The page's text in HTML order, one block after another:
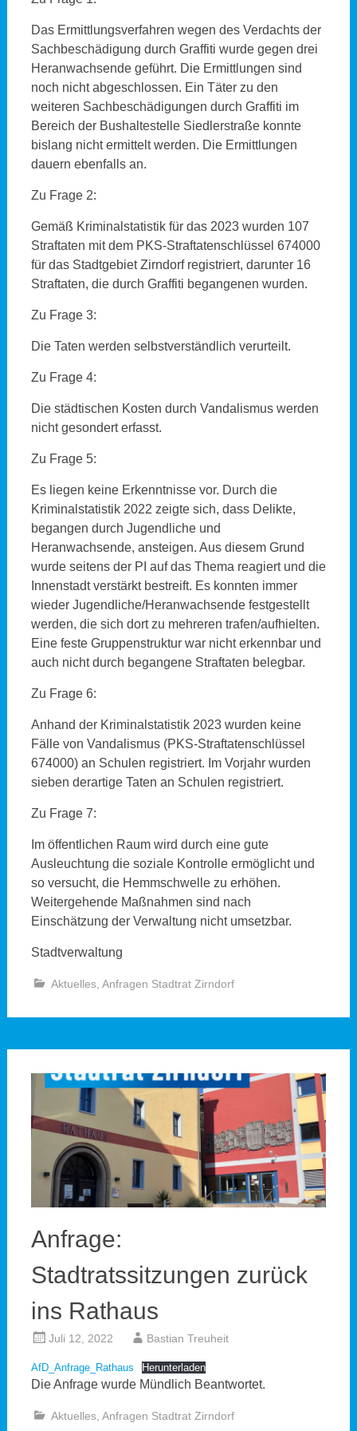
Das Ermittlungsverfahren wegen des Verdachts der
Sachbeschädigung durch Graffiti wurde gegen drei
Heranwachsende geführt. Die Ermittlungen sind
noch nicht abgeschlossen. Ein Täter zu den
weiteren Sachbeschädigungen durch Graffiti im
Bereich der Bushaltestelle Siedlerstraße konnte
bislang nicht ermittelt werden. Die Ermittlungen
dauern ebenfalls an.
Zu Frage 2:
Gemäß Kriminalstatistik für das 2023 wurden 107
Straftaten mit dem PKS-Straftatenschlüssel 674000
für das Stadtgebiet Zirndorf registriert, darunter 16
Straftaten, die durch Graffiti begangenen wurden.
Zu Frage 3:
Die Taten werden selbstverständlich verurteilt.
Zu Frage 4:
Die städtischen Kosten durch Vandalismus werden
nicht gesondert erfasst.
Zu Frage 5:
Es liegen keine Erkenntnisse vor. Durch die
Kriminalstatistik 2022 zeigte sich, dass Delikte,
begangen durch Jugendliche und
Heranwachsende, ansteigen. Aus diesem Grund
wurde seitens der PI auf das Thema reagiert und die
Innenstadt verstärkt bestreift. Es konnten immer
wieder Jugendliche/Heranwachsende festgestellt
werden, die sich dort zu mehreren trafen/aufhielten.
Eine feste Gruppenstruktur war nicht erkennbar und
auch nicht durch begangene Straftaten belegbar.
Zu Frage 6:
Anhand der Kriminalstatistik 2023 wurden keine
Fälle von Vandalismus (PKS-Straftatenschlüssel
674000) an Schulen registriert. Im Vorjahr wurden
sieben derartige Taten an Schulen registriert.
Zu Frage 7:
Im öffentlichen Raum wird durch eine gute
Ausleuchtung die soziale Kontrolle ermöglicht und
so versucht, die Hemmschwelle zu erhöhen.
Weitergehende Maßnahmen sind nach
Einschätzung der Verwaltung nicht umsetzbar.
Stadtverwaltung
Aktuelles, Anfragen Stadtrat Zirndorf
Anfrage:
Stadtratssitzungen zurück
ins Rathaus
Juli 12, 2022 Bastian Treuheit
AfD_Anfrage_Rathaus Herunterladen
Die Anfrage wurde Mündlich Beantwortet.
Aktuelles, Anfragen Stadtrat Zirndorf